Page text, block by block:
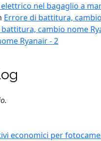
elettrico nel bagaglio a
Errore di battitura,
cambio nome
Ryanair - 2
economici per